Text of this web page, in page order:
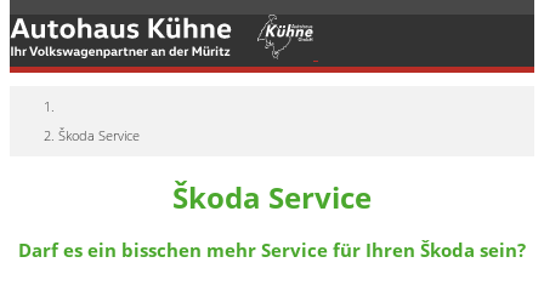
Škoda Service
Škoda Service
Darf es ein bisschen mehr Service für Ihren Škoda sein?